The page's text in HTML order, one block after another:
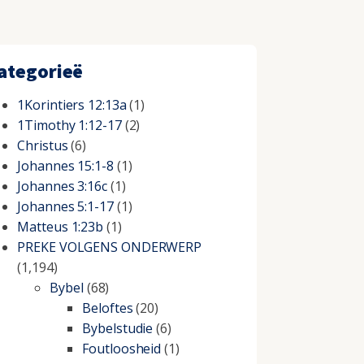
1Korintiers 12:13a(1)
1Timothy 1:12-17(2)
Christus(6)
Johannes 15:1-8 (1)
Johannes 3:16c(1)
Johannes 5:1-17(1)
Matteus 1:23b (1)
PREKE VOLGENS ONDERWERP
(1,194)
Bybel (68)
Beloftes(20)
Bybelstudie (6)
Foutloosheid (1)